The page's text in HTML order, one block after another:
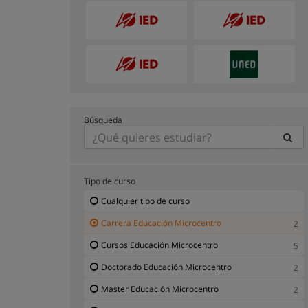
Búsqueda
Tipo de curso
Cualquier tipo de curso
Carrera Educación Microcentro
2
Cursos Educación Microcentro
5
Doctorado Educación Microcentro
2
Master Educación Microcentro
2